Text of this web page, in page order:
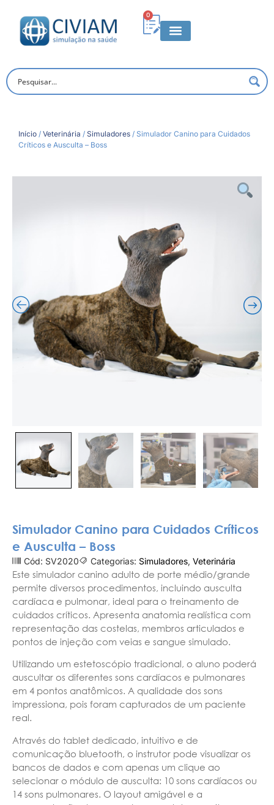
0
Início / Veterinária / Simuladores / Simulador Canino para Cuidados
Críticos e Ausculta – Boss
Simulador Canino para Cuidados Críticos
e Ausculta – Boss
Cód: SV2020 Categorias: Simuladores, Veterinária
Este simulador canino adulto de porte médio/grande
permite diversos procedimentos, incluindo ausculta
cardíaca e pulmonar, ideal para o treinamento de
cuidados críticos. Apresenta anatomia realística com
representação das costelas, membros articulados e
pontos de injeção com veias e sangue simulado.
Utilizando um estetoscópio tradicional, o aluno poderá
auscultar os diferentes sons cardíacos e pulmonares
em 4 pontos anatômicos. A qualidade dos sons
impressiona, pois foram capturados de um paciente
real.
Através do tablet dedicado, intuitivo e de
comunicação bluetooth, o instrutor pode visualizar os
bancos de dados e com apenas um clique ao
selecionar o módulo de ausculta: 10 sons cardíacos ou
14 sons pulmonares. O layout amigável e a